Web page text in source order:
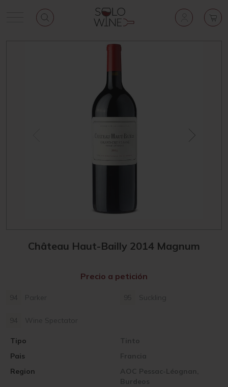
Château Haut-Bailly 2014 Magnum
Parker Suckling
Wine Spectator
Pais Francia
Region
AOC Pessac-Léognan,
Burdeos
Tipo Tinto
Precio a petición